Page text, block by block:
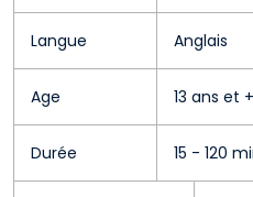
Langue Anglais
Age 13 ans et +
Durée 15 - 120